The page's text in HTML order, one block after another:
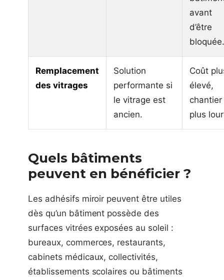
avant
d’être
bloquée.
Remplacement
des vitrages
Solution
performante si
le vitrage est
ancien.
Coût
élevé,
chantier
plus
Quels bâtiments
peuvent en bénéficier ?
Les adhésifs miroir peuvent être utiles
dès qu’un bâtiment possède des
surfaces vitrées exposées au soleil :
bureaux, commerces, restaurants,
cabinets médicaux, collectivités,
établissements scolaires ou bâtiments